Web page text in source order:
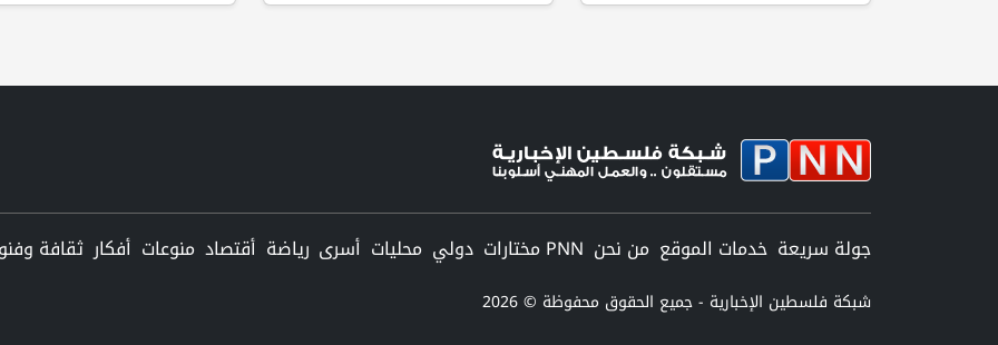
جولة سريعة خدمات الموقع من نحن PNN مختارات دولي محليات أسرى رياضة أقتصاد منوعات أفكار ثقافة
شبكة فلسطين الإخبارية - جميع الحقوق محفوظة © 2026